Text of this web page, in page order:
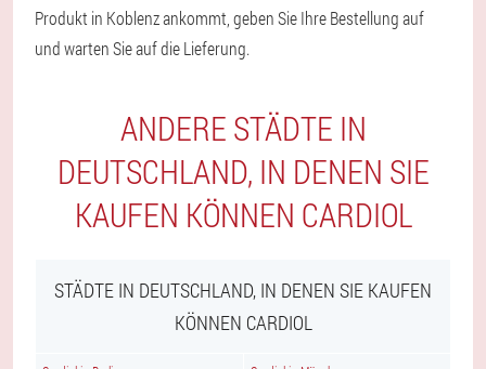
Produkt in Koblenz ankommt, geben Sie Ihre Bestellung auf
und warten Sie auf die Lieferung.
ANDERE STÄDTE IN
DEUTSCHLAND, IN DENEN SIE
KAUFEN KÖNNEN CARDIOL
STÄDTE IN DEUTSCHLAND, IN DENEN SIE KAUFEN
KÖNNEN CARDIOL